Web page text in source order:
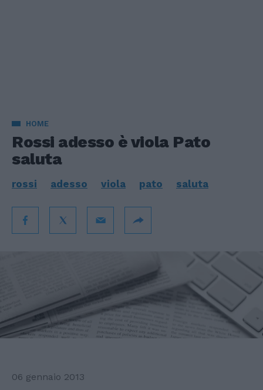
HOME
Rossi adesso è viola Pato
saluta
rossi adesso viola pato saluta
06 gennaio 2013